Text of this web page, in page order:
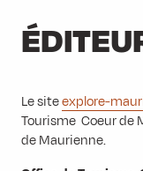
Le siteexplore-
Tourisme Coeur de
de Maurienne.